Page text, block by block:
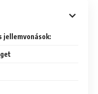
jellemvonások: